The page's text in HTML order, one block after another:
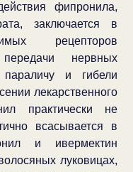
фипронила,
заключается в
рецепторов
нервных
и гибели
лекарственного
практически не
всасывается в
и ивермектин
луковицах,